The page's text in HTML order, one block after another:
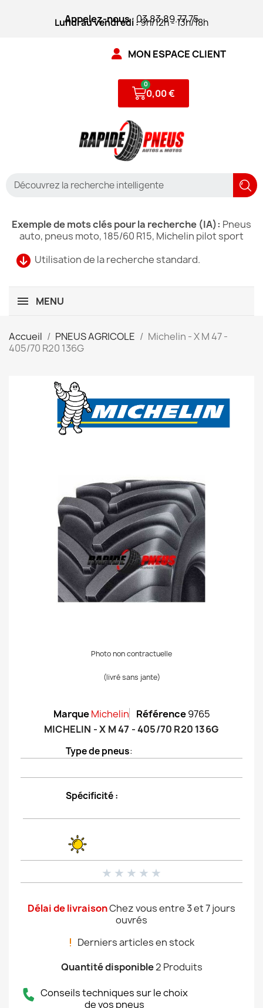
Appelez-nous: 03.83.89.77.75
Lundi au vendredi :9h/12h - 13h/18h
MON ESPACE CLIENT
0,00 €
Utilisation de la recherche standard.
Exemple de mots clés pour la recherche (IA): Pneus
auto, pneus moto, 185/60 R15, Michelin pilot sport
MENU
Accueil PNEUS AGRICOLE
Michelin - X M 47 -
405/70 R20 136G
Photo non contractuelle
(livré sans jante)
Marque Michelin Référence 9765
MICHELIN - X M 47 - 405/70 R20 136G
Type de pneus:
Spécificité :
★ ★ ★ ★ ★
Délai de livraisonChez vous entre 3 et 7 jours
ouvrés
Derniers articles en stock
Quantité disponible2 Produits
Conseils techniques sur le choix
de vos pneus